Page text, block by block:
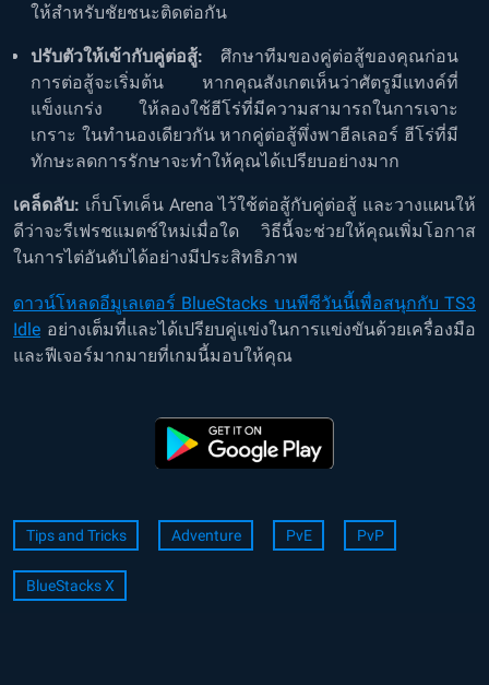
ให้สำหรับชัยชนะติดต่อกัน
ปรับตัวให้เข้ากับคู่ต่อสู้: ศึกษาทีมของคู่ต่อสู้ของคุณก่อน
การต่อสู้จะเริ่มต้น หากคุณสังเกตเห็นว่าศัตรูมีแทงค์ที่
แข็งแกร่ง ให้ลองใช้ฮีโร่ที่มีความสามารถในการเจาะ
เกราะ ในทำนองเดียวกัน หากคู่ต่อสู้พึ่งพาฮีลเลอร์ ฮีโร่ที่มี
ทักษะลดการรักษาจะทำให้คุณได้เปรียบอย่างมาก
เคล็ดลับ: เก็บโทเค็น Arena ไว้ใช้ต่อสู้กับคู่ต่อสู้ และวางแผนให้
ดีว่าจะรีเฟรชแมตช์ใหม่เมื่อใด วิธีนี้จะช่วยให้คุณเพิ่มโอกาส
ในการไต่อันดับได้อย่างมีประสิทธิภาพ
ดาวน์โหลดอีมูเลเตอร์ BlueStacks บนพีซีวันนี้เพื่อสนุกกับ TS3
Idle อย่างเต็มที่และได้เปรียบคู่แข่งในการแข่งขันด้วยเครื่องมือ
และฟีเจอร์มากมายที่เกมนี้มอบให้คุณ
Tips and Tricks Adventure PvE PvP
BlueStacks X